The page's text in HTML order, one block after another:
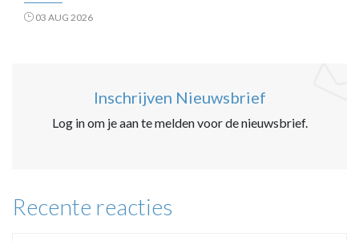
03 AUG 2026
Inschrijven Nieuwsbrief
Log in om je aan te melden voor de nieuwsbrief.
Recente reacties